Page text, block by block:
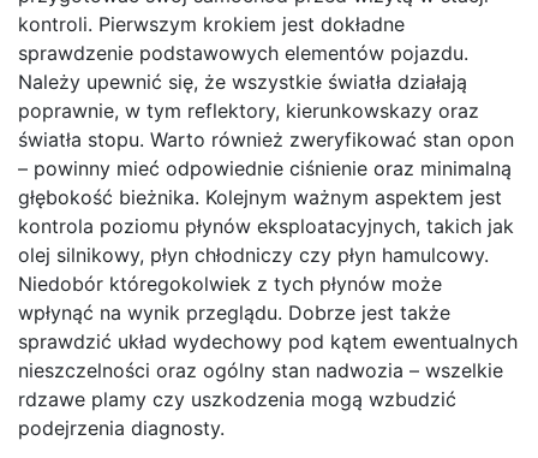
kontroli. Pierwszym krokiem jest dokładne
sprawdzenie podstawowych elementów pojazdu.
Należy upewnić się, że wszystkie światła działają
poprawnie, w tym reflektory, kierunkowskazy oraz
światła stopu. Warto również zweryfikować stan opon
– powinny mieć odpowiednie ciśnienie oraz minimalną
głębokość bieżnika. Kolejnym ważnym aspektem jest
kontrola poziomu płynów eksploatacyjnych, takich jak
olej silnikowy, płyn chłodniczy czy płyn hamulcowy.
Niedobór któregokolwiek z tych płynów może
wpłynąć na wynik przeglądu. Dobrze jest także
sprawdzić układ wydechowy pod kątem ewentualnych
nieszczelności oraz ogólny stan nadwozia – wszelkie
rdzawe plamy czy uszkodzenia mogą wzbudzić
podejrzenia diagnosty.